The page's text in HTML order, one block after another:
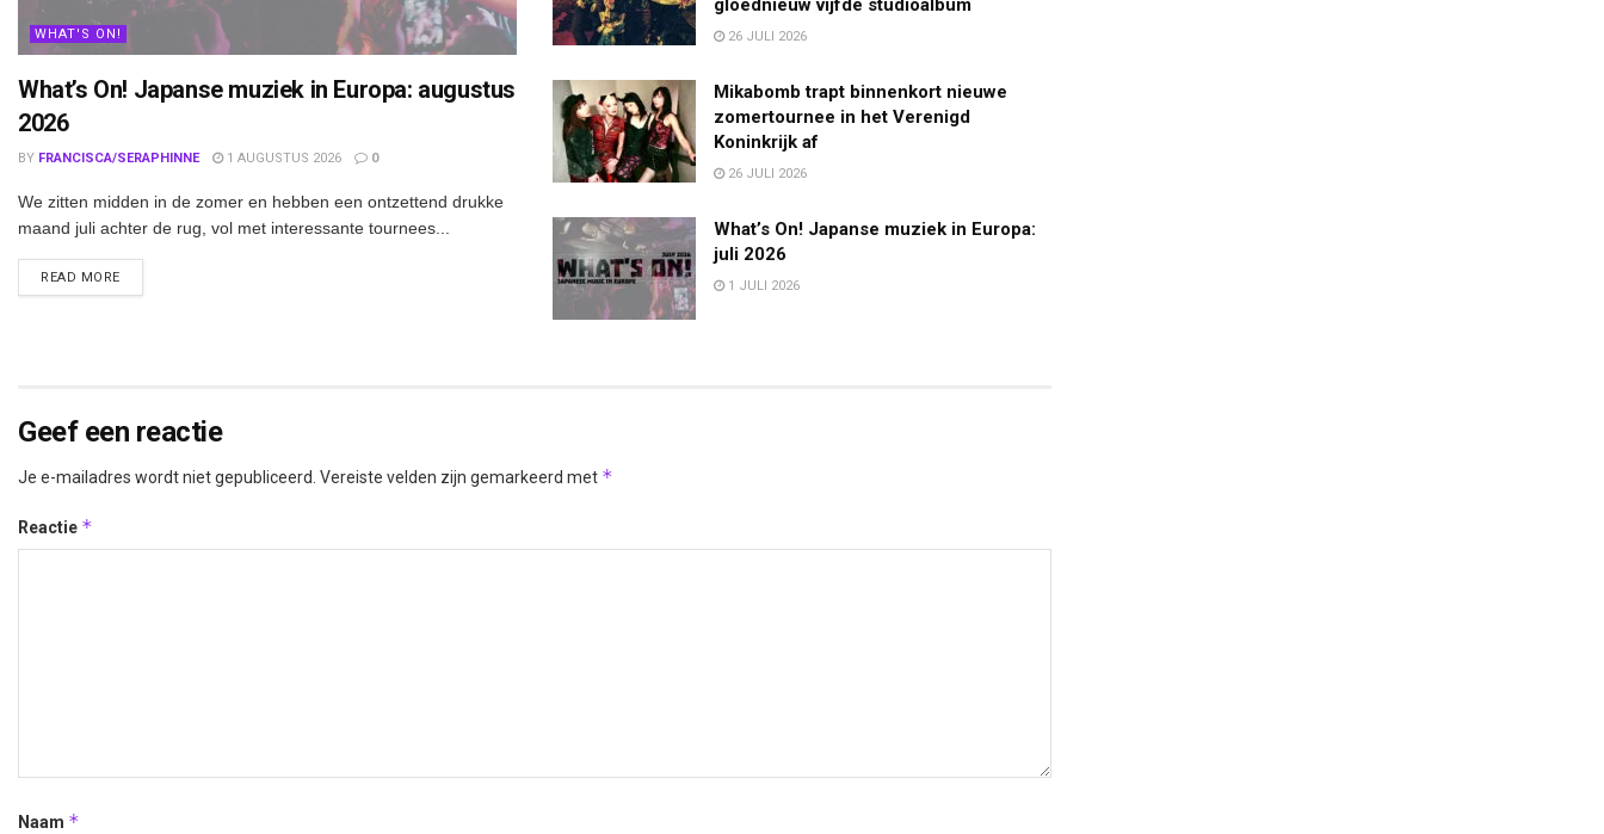
WHAT'S ON!
What’s On! Japanse muziek in Europa: augustus
2026
BY FRANCISCA/SERAPHINNE 1 AUGUSTUS 2026 0
We zitten midden in de zomer en hebben een ontzettend drukke
maand juli achter de rug, vol met interessante tournees...
READ MOREDETAILS
gloednieuw vijfde studioalbum
26 JULI 2026
Mikabomb trapt binnenkort nieuwe
zomertournee in het Verenigd
Koninkrijk af
26 JULI 2026
What’s On! Japanse muziek in Europa:
juli 2026
1 JULI 2026
Geef een reactie
Je e-mailadres wordt niet gepubliceerd. Vereiste velden zijn gemarkeerd met *
Reactie *
Naam *